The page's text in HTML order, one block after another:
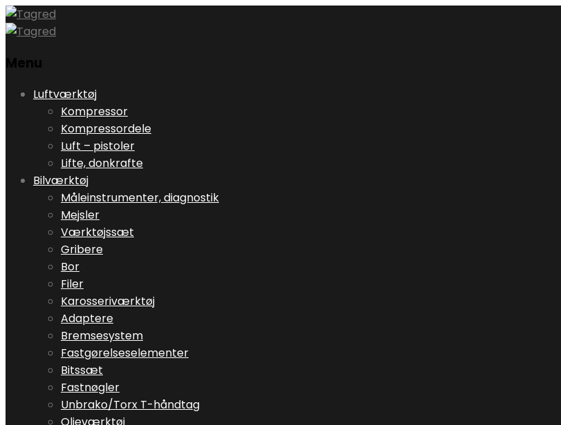
Menu
Skip
content
Luftværktøj
Kompressor
Kompressordele
Luft – pistoler
Lifte, donkrafte
Bilværktøj
Måleinstrumenter, diagnostik
Mejsler
Værktøjssæt
Gribere
Bor
Filer
Karosseriværktøj
Adaptere
Bremsesystem
Fastgørelseselementer
Bitssæt
Fastnøgler
Unbrako/Torx T-håndtag